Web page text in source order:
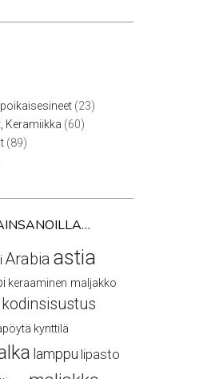
2323
Keramiikka 6060
8989
Arabia astia
keraaminen maljakko
kodinsisustus
kynttilä
lamppu lipasto